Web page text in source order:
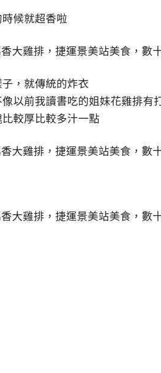
候就超香啦
，就傳統的炸衣
像以前我讀書吃的姐妹花雞排有
較厚比較多汁一點